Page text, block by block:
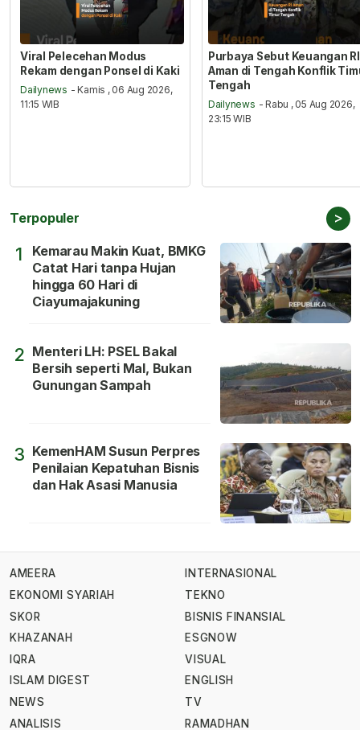
Viral Pelecehan Modus
Rekam dengan Ponsel di Kaki
Dailynews - Kamis , 06 Aug 2026,
11:15 WIB
Purbaya Sebut Keuangan RI
Aman di Tengah Konflik
Tengah
Dailynews - Rabu , 05 Aug 2026,
23:15 WIB
Terpopuler >
1
Kemarau Makin Kuat, BMKG
Catat Hari tanpa Hujan
hingga 60 Hari di
Ciayumajakuning
2 Menteri LH: PSEL Bakal
Bersih seperti Mal, Bukan
Gunungan Sampah
3 KemenHAM Susun Perpres
Penilaian Kepatuhan Bisnis
dan Hak Asasi Manusia
AMEERA
EKONOMI SYARIAH
SKOR
KHAZANAH
IQRA
ISLAM DIGEST
NEWS
ANALISIS
INTERNASIONAL
TEKNO
BISNIS FINANSIAL
ESGNOW
VISUAL
ENGLISH
TV
RAMADHAN